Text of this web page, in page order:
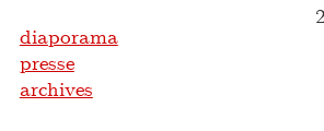
diaporama
presse
archives